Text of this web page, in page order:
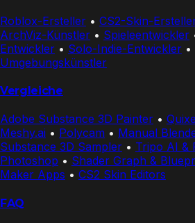
Roblox-Ersteller • CS2-Skin-
ArchViz-Künstler • Spieleentwickler
Entwickler • Solo-Indie-Entwickler •
Umgebungskünstler
Vergleiche
Adobe Substance 3D Painter •
Meshy.ai • Polycam • Manual
Substance 3D Sampler • Tripo AI &
Photoshop • Shader Graph &
Maker Apps • CS2 Skin Editors
FAQ